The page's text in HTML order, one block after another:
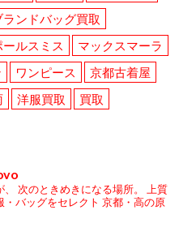
ランドバッグ買取
ールスミス
マックスマーラ
ワンピース
京都古着屋
洋服買取
買取
次のときめきになる場所。
上質
バッグをセレクト 京都・高の原